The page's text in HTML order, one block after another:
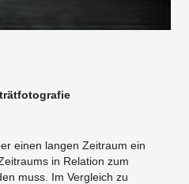
einen langen Zeitraum ein
in Relation zum
muss. Im Vergleich zu